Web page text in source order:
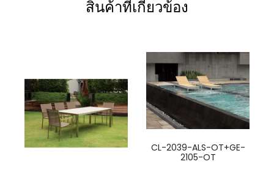
สินค้าที่เกี่ยวข้อง
CL-2039-ALS-OT+GE-
2105-OT